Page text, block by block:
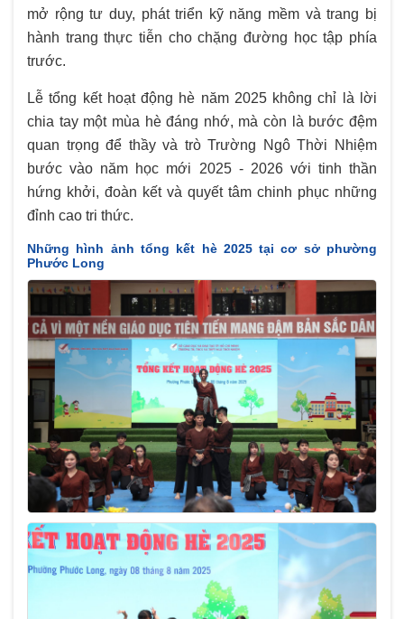
mở rộng tư duy, phát triển kỹ năng mềm và trang bị
hành trang thực tiễn cho chặng đường học tập phía
trước.
Lễ tổng kết hoạt động hè năm 2025 không chỉ là lời
chia tay một mùa hè đáng nhớ, mà còn là bước đệm
quan trọng để thầy và trò Trường Ngô Thời Nhiệm
bước vào năm học mới 2025 - 2026 với tinh thần
hứng khởi, đoàn kết và quyết tâm chinh phục những
đỉnh cao tri thức.
Những hình ảnh tổng kết hè 2025 tại cơ sở phường
Phước Long